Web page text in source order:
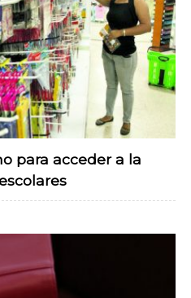
para acceder a la